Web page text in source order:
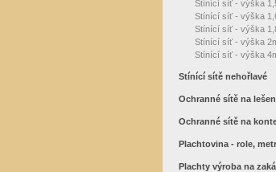
Stínící síť - výška
Stínící síť - výška
Stínící síť - výška
Stínící síť - výška
Stínící síť - výška
Stínící sítě nehořlavé
Ochranné sítě na
Ochranné sítě na
Plachtovina - role,
Plachty výroba na